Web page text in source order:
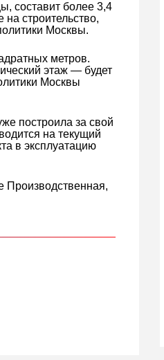
составит более 3,4
строительство,
Москвы.
метров.
этаж — будет
Москвы
построила за свой
на текущий
в эксплуатацию
Производственная,